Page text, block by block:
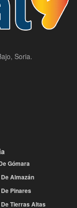
Soria.
Gómara
Almazán
Pinares
Tierras Altas